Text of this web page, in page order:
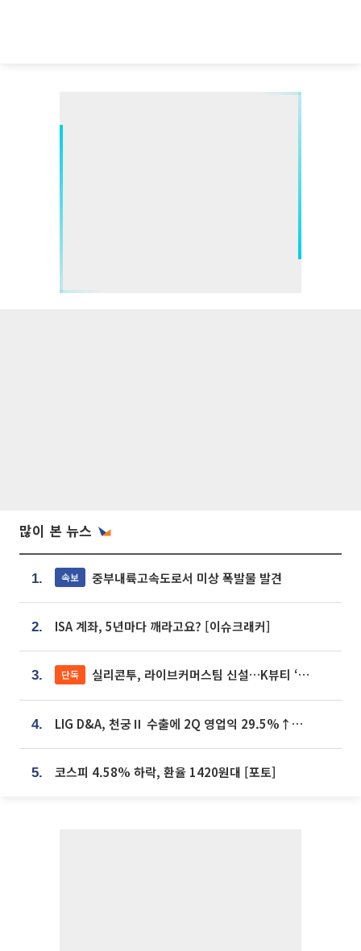
많이 본 뉴스
1. 속보 중부내륙고속도로서 미상 폭발물 발견
2. ISA 계좌, 5년마다 깨라고요? [이슈크래커]
3. 단독 실리콘투, 라이브커머스팀 신설…K뷰티 ‘글로벌 판매망’ 확대[K뷰티 라방戰]
4. LIG D&A, 천궁Ⅱ 수출에 2Q 영업익 29.5%↑…수주잔고 24.6조 [종합]
5. 코스피 4.58% 하락, 환율 1420원대 [포토]